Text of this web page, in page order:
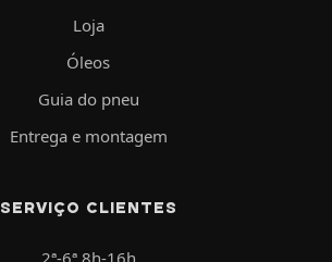
Loja
Óleos
Guia do pneu
Entrega e montagem
SERVIÇO CLIENTES
2ª-6ª 8h-16h